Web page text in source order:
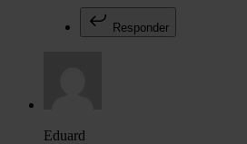
Responder
Eduard